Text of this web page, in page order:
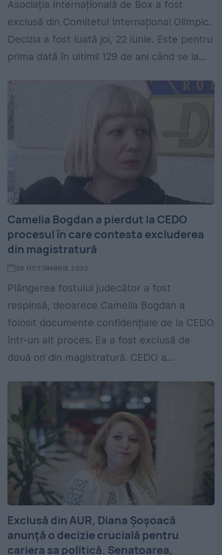
Asociația Internațională de Box a fost
exclusă din Comitetul Internațional Olimpic.
Decizia a fost luată joi, 22 iunie. Este pentru
prima dată în ultimii 129 de ani când se ia...
Camelia Bogdan a pierdut la CEDO
procesul în care contesta excluderea
din magistratură
20 OCTOMBRIE 2022
Plângerea fostului judecător a fost
respinsă, deoarece Camelia Bogdan a
folosit documente confidențiale de la CEDO
într-un alt proces. Ea a fost exclusă de
două ori din magistratură. CEDO a...
Exclusă din AUR, Diana Șoșoacă
anunță o decizie crucială pentru
cariera sa politică. Senatoarea,